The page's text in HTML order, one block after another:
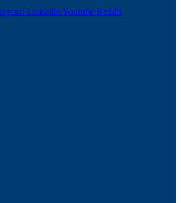
Linkedin Youtube Reddit